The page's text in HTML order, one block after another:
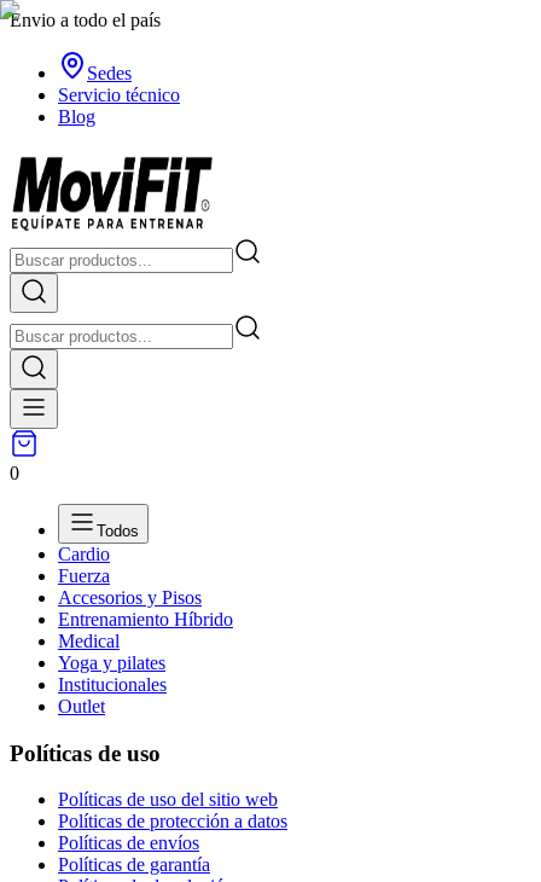
Envio a todo el país
Sedes
Servicio técnico
Blog
0
Todos
Cardio
Fuerza
Accesorios y Pisos
Entrenamiento Híbrido
Medical
Yoga y pilates
Institucionales
Outlet
Políticas de uso
Políticas de uso del sitio web
Políticas de protección a datos
Políticas de envíos
Políticas de garantía